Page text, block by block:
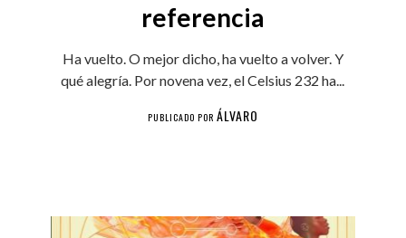
referencia
Ha vuelto. O mejor dicho, ha vuelto a volver. Y
qué alegría. Por novena vez, el Celsius 232 ha...
PUBLICADO POR ÁLVARO